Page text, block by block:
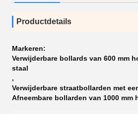
Productdetails
Markeren:
Verwijderbare bollards van 600 mm
staal
,
Verwijderbare straatbollarden met
Afneembare bollarden van 1000 mm